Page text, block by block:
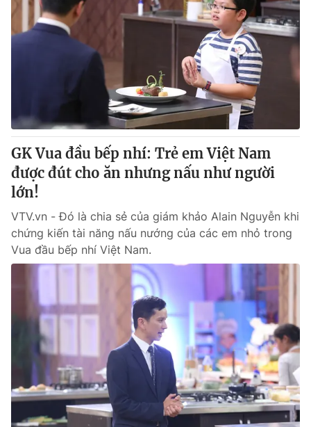
GK Vua đầu bếp nhí: Trẻ em Việt Nam
được đút cho ăn nhưng nấu như người
lớn!
VTV.vn - Đó là chia sẻ của giám khảo Alain Nguyễn khi
chứng kiến tài năng nấu nướng của các em nhỏ trong
Vua đầu bếp nhí Việt Nam.